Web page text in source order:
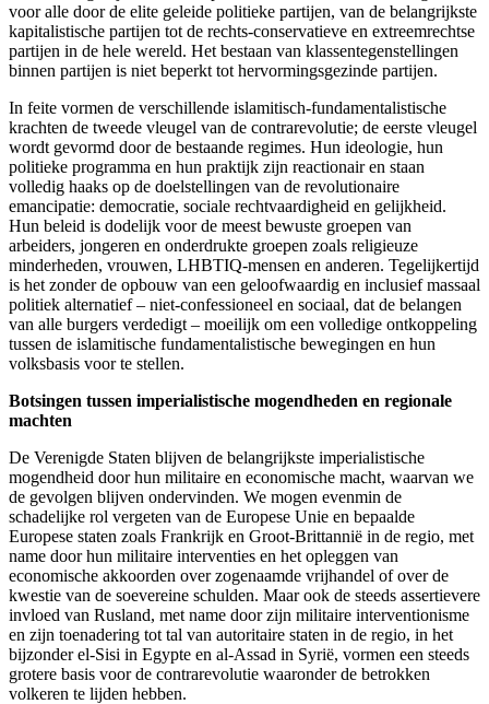
voor alle door de elite geleide politieke partijen, van de belangrijkste
kapitalistische partijen tot de rechts-conservatieve en extreemrechtse
partijen in de hele wereld. Het bestaan van klassentegenstellingen
binnen partijen is niet beperkt tot hervormingsgezinde partijen.
In feite vormen de verschillende islamitisch-fundamentalistische
krachten de tweede vleugel van de contrarevolutie; de eerste vleugel
wordt gevormd door de bestaande regimes. Hun ideologie, hun
politieke programma en hun praktijk zijn reactionair en staan
volledig haaks op de doelstellingen van de revolutionaire
emancipatie: democratie, sociale rechtvaardigheid en gelijkheid.
Hun beleid is dodelijk voor de meest bewuste groepen van
arbeiders, jongeren en onderdrukte groepen zoals religieuze
minderheden, vrouwen, LHBTIQ-mensen en anderen. Tegelijkertijd
is het zonder de opbouw van een geloofwaardig en inclusief massaal
politiek alternatief – niet-confessioneel en sociaal, dat de belangen
van alle burgers verdedigt – moeilijk om een volledige ontkoppeling
tussen de islamitische fundamentalistische bewegingen en hun
volksbasis voor te stellen.
Botsingen tussen imperialistische mogendheden en regionale
machten
De Verenigde Staten blijven de belangrijkste imperialistische
mogendheid door hun militaire en economische macht, waarvan we
de gevolgen blijven ondervinden. We mogen evenmin de
schadelijke rol vergeten van de Europese Unie en bepaalde
Europese staten zoals Frankrijk en Groot-Brittannië in de regio, met
name door hun militaire interventies en het opleggen van
economische akkoorden over zogenaamde vrijhandel of over de
kwestie van de soevereine schulden. Maar ook de steeds assertievere
invloed van Rusland, met name door zijn militaire interventionisme
en zijn toenadering tot tal van autoritaire staten in de regio, in het
bijzonder el-Sisi in Egypte en al-Assad in Syrië, vormen een steeds
grotere basis voor de contrarevolutie waaronder de betrokken
volkeren te lijden hebben.